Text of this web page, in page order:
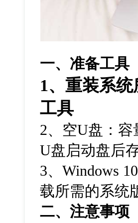
一、准备工具
1、重装系统
工具
2、空U盘：
U盘启动盘后
3、Windows
载所需的系统
二、注意事项